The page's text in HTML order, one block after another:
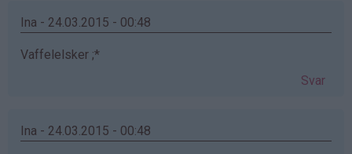
Ina - 24.03.2015 - 00:48
Vaffelelsker ;*
Svar
Ina - 24.03.2015 - 00:48